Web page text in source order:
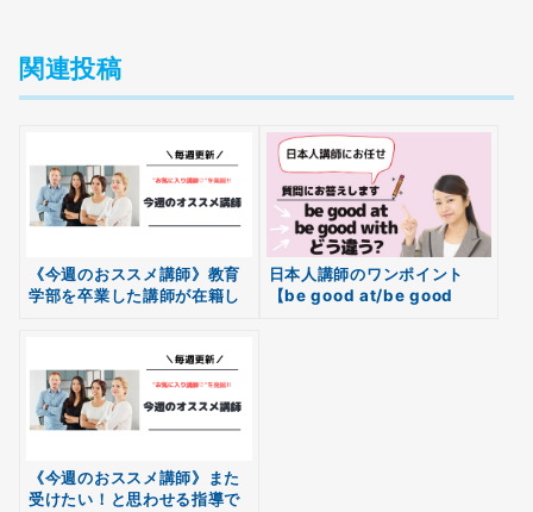
関連投稿
《今週のおススメ講師》教育
学部を卒業した講師が在籍し
日本人講師のワンポイント
【be good at/be good
《今週のおススメ講師》また
受けたい！と思わせる指導で
無料